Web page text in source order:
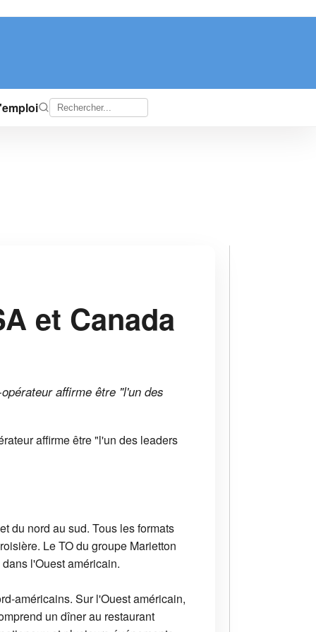
et Canada
affirme être "l'un des
affirme être "l'un des leaders
du nord au sud. Tous les formats
Le TO du groupe Marietton
l'Ouest américain.
américains. Sur l'Ouest américain,
un dîner au restaurant